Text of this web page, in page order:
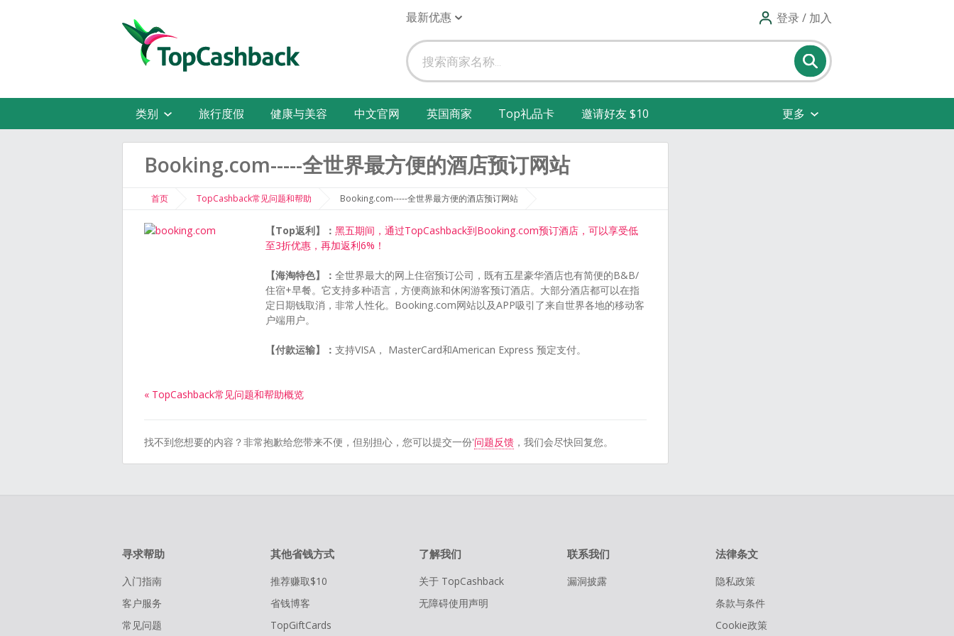
最新优惠 登录 / 加入
类别 旅行度假 健康与美容 中文官网 英国商家 Top礼品卡 邀请好友 $10 更多
Booking.com-----全世界最方便的酒店预订网站
首页 TopCashback常见问题和帮助 Booking.com-----全世界最方便的酒店预订网站
【Top返利】： 黑五期间，通过TopCashback到Booking.com预订酒店，可以享受低
至3折优惠，再加返利6%！
【海淘特色】： 全世界最大的网上住宿预订公司，既有五星豪华酒店也有简便的B&B/
住宿+早餐。它支持多种语言，方便商旅和休闲游客预订酒店。大部分酒店都可以在指
定日期钱取消，非常人性化。Booking.com网站以及APP吸引了来自世界各地的移动客
户端用户。
【付款运输】： 支持VISA， MasterCard和American Express 预定支付。
« TopCashback常见问题和帮助概览
找不到您想要的内容？非常抱歉给您带来不便，但别担心，您可以提交一份'问题反馈 ，我们会尽快回复您。
寻求帮助
入门指南
客户服务
常见问题
其他省钱方式
推荐赚取$10
省钱博客
TopGiftCards
了解我们
关于 TopCashback
无障碍使用声明
联系我们
漏洞披露
法律条文
隐私政策
条款与条件
Cookie政策